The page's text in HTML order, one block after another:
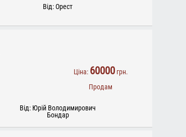
Від: Орест
Від: Юрій Володимирович
Бондар
Ціна: 60000грн.
Продам